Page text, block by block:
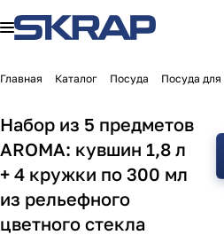
Главная Каталог Посуда Посуда
Набор из 5 предметов
AROMA: кувшин 1,8 л
+ 4 кружки по 300 мл
из рельефного
цветного стекла